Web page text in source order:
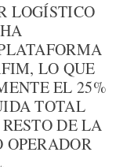
LOGÍSTICO
LO QUE
EL 25%
TOTAL
DE LA
OPERADOR